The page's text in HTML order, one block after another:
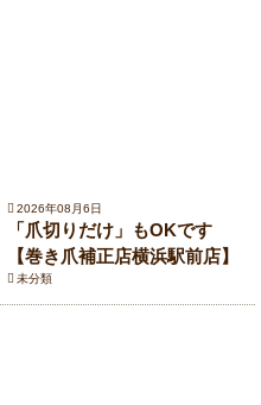
2026年08月6日
「爪切りだけ」もOKです
【巻き爪補正店横浜駅前店】
未分類